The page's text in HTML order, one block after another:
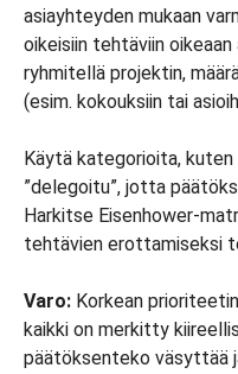
asiayhteyden mukaan
oikeisiin tehtäviin
ryhmitellä projektin,
(esim. kokouksiin tai
Käytä kategorioita, kuten
”delegoitu”, jotta
Harkitse Eisenhower-
tehtävien erottamiseksi
Varo: Korkean
kaikki on merkitty
päätöksenteko väsyttää